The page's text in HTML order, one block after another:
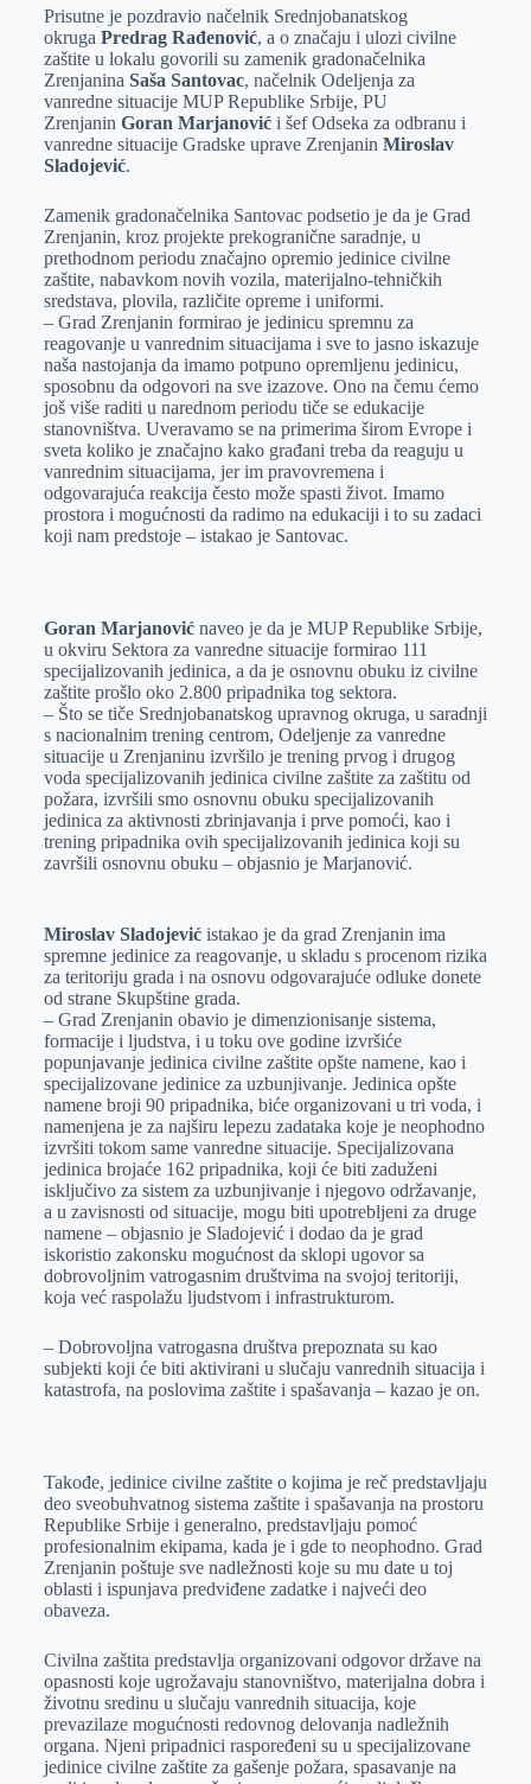
Prisutne je pozdravio načelnik Srednjobanatskog
okruga Predrag Rađenović, a o značaju i ulozi civilne
zaštite u lokalu govorili su zamenik gradonačelnika
Zrenjanina Saša Santovac, načelnik Odeljenja za
vanredne situacije MUP Republike Srbije, PU
Zrenjanin Goran Marjanovići šef Odseka za odbranu i
vanredne situacije Gradske uprave Zrenjanin Miroslav
Sladojević.
Zamenik gradonačelnika Santovac podsetio je da je Grad
Zrenjanin, kroz projekte prekogranične saradnje, u
prethodnom periodu značajno opremio jedinice civilne
zaštite, nabavkom novih vozila, materijalno-tehničkih
sredstava, plovila, različite opreme i uniformi.
– Grad Zrenjanin formirao je jedinicu spremnu za
reagovanje u vanrednim situacijama i sve to jasno iskazuje
naša nastojanja da imamo potpuno opremljenu jedinicu,
sposobnu da odgovori na sve izazove. Ono na čemu ćemo
još više raditi u narednom periodu tiče se edukacije
stanovništva. Uveravamo se na primerima širom Evrope i
sveta koliko je značajno kako građani treba da reaguju u
vanrednim situacijama, jer im pravovremena i
odgovarajuća reakcija često može spasti život. Imamo
prostora i mogućnosti da radimo na edukaciji i to su zadaci
koji nam predstoje – istakao je Santovac.
Goran Marjanovićnaveo je da je MUP Republike Srbije,
u okviru Sektora za vanredne situacije formirao 111
specijalizovanih jedinica, a da je osnovnu obuku iz civilne
zaštite prošlo oko 2.800 pripadnika tog sektora.
– Što se tiče Srednjobanatskog upravnog okruga, u saradnji
s nacionalnim trening centrom, Odeljenje za vanredne
situacije u Zrenjaninu izvršilo je trening prvog i drugog
voda specijalizovanih jedinica civilne zaštite za zaštitu od
požara, izvršili smo osnovnu obuku specijalizovanih
jedinica za aktivnosti zbrinjavanja i prve pomoći, kao i
trening pripadnika ovih specijalizovanih jedinica koji su
završili osnovnu obuku – objasnio je Marjanović.
Miroslav Sladojevićistakao je da grad Zrenjanin ima
spremne jedinice za reagovanje, u skladu s procenom rizika
za teritoriju grada i na osnovu odgovarajuće odluke donete
od strane Skupštine grada.
– Grad Zrenjanin obavio je dimenzionisanje sistema,
formacije i ljudstva, i u toku ove godine izvršiće
popunjavanje jedinica civilne zaštite opšte namene, kao i
specijalizovane jedinice za uzbunjivanje. Jedinica opšte
namene broji 90 pripadnika, biće organizovani u tri voda, i
namenjena je za najširu lepezu zadataka koje je neophodno
izvršiti tokom same vanredne situacije. Specijalizovana
jedinica brojaće 162 pripadnika, koji će biti zaduženi
isključivo za sistem za uzbunjivanje i njegovo održavanje,
a u zavisnosti od situacije, mogu biti upotrebljeni za druge
namene – objasnio je Sladojević i dodao da je grad
iskoristio zakonsku mogućnost da sklopi ugovor sa
dobrovoljnim vatrogasnim društvima na svojoj teritoriji,
koja već raspolažu ljudstvom i infrastrukturom.
– Dobrovoljna vatrogasna društva prepoznata su kao
subjekti koji će biti aktivirani u slučaju vanrednih situacija i
katastrofa, na poslovima zaštite i spašavanja – kazao je on.
Takođe, jedinice civilne zaštite o kojima je reč predstavljaju
deo sveobuhvatnog sistema zaštite i spašavanja na prostoru
Republike Srbije i generalno, predstavljaju pomoć
profesionalnim ekipama, kada je i gde to neophodno. Grad
Zrenjanin poštuje sve nadležnosti koje su mu date u toj
oblasti i ispunjava predviđene zadatke i najveći deo
obaveza.
Civilna zaštita predstavlja organizovani odgovor države na
opasnosti koje ugrožavaju stanovništvo, materijalna dobra i
životnu sredinu u slučaju vanrednih situacija, koje
prevazilaze mogućnosti redovnog delovanja nadležnih
organa. Njeni pripadnici raspoređeni su u specijalizovane
jedinice civilne zaštite za gašenje požara, spasavanje na